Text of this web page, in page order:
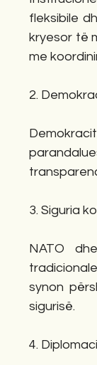
fleksibile
kryesor të
me
2.
3. Siguria
NATO
synon
sigurisë.
4.